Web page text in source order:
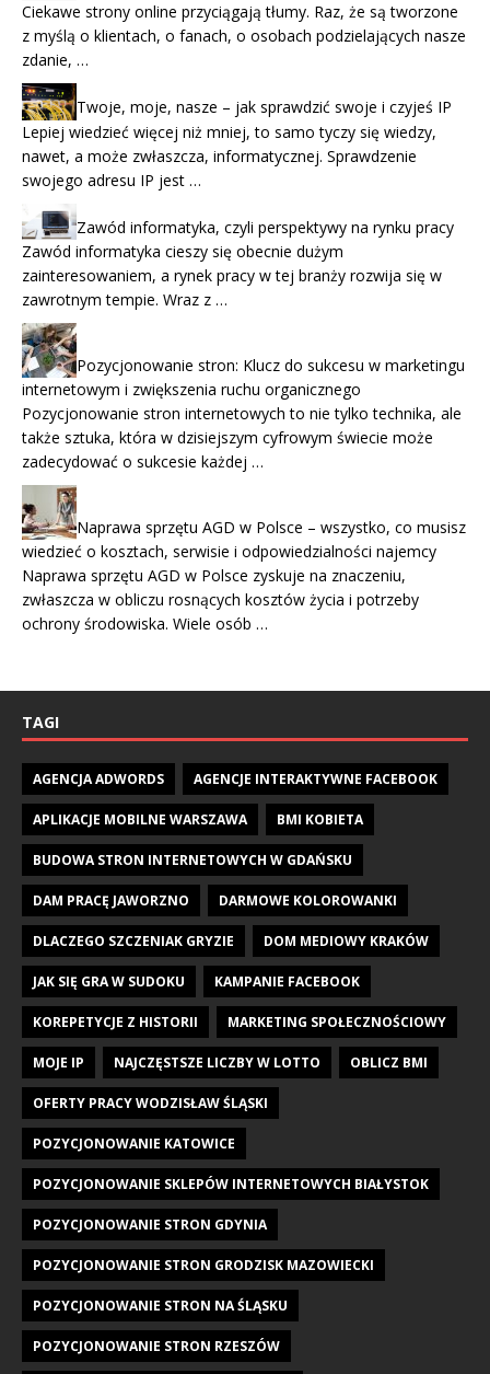
Ciekawe strony online przyciągają tłumy. Raz, że są tworzone
z myślą o klientach, o fanach, o osobach podzielających nasze
zdanie, …
Twoje, moje, nasze – jak sprawdzić swoje i czyjeś IP
Lepiej wiedzieć więcej niż mniej, to samo tyczy się wiedzy,
nawet, a może zwłaszcza, informatycznej. Sprawdzenie
swojego adresu IP jest …
Zawód informatyka, czyli perspektywy na rynku pracy
Zawód informatyka cieszy się obecnie dużym
zainteresowaniem, a rynek pracy w tej branży rozwija się w
zawrotnym tempie. Wraz z …
Pozycjonowanie stron: Klucz do sukcesu w marketingu
internetowym i zwiększenia ruchu organicznego
Pozycjonowanie stron internetowych to nie tylko technika, ale
także sztuka, która w dzisiejszym cyfrowym świecie może
zadecydować o sukcesie każdej …
Naprawa sprzętu AGD w Polsce – wszystko, co musisz
wiedzieć o kosztach, serwisie i odpowiedzialności najemcy
Naprawa sprzętu AGD w Polsce zyskuje na znaczeniu,
zwłaszcza w obliczu rosnących kosztów życia i potrzeby
ochrony środowiska. Wiele osób …
TAGI
AGENCJA ADWORDS AGENCJE INTERAKTYWNE FACEBOOK
APLIKACJE MOBILNE WARSZAWA BMI KOBIETA
BUDOWA STRON INTERNETOWYCH W GDAŃSKU
DAM PRACĘ JAWORZNO DARMOWE KOLOROWANKI
DLACZEGO SZCZENIAK GRYZIE DOM MEDIOWY KRAKÓW
JAK SIĘ GRA W SUDOKU KAMPANIE FACEBOOK
KOREPETYCJE Z HISTORII MARKETING SPOŁECZNOŚCIOWY
MOJE IP NAJCZĘSTSZE LICZBY W LOTTO OBLICZ BMI
OFERTY PRACY WODZISŁAW ŚLĄSKI
POZYCJONOWANIE KATOWICE
POZYCJONOWANIE SKLEPÓW INTERNETOWYCH BIAŁYSTOK
POZYCJONOWANIE STRON GDYNIA
POZYCJONOWANIE STRON GRODZISK MAZOWIECKI
POZYCJONOWANIE STRON NA ŚLĄSKU
POZYCJONOWANIE STRON RZESZÓW